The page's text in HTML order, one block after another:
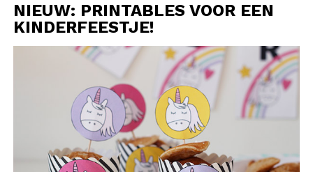
NIEUW: PRINTABLES VOOR EEN
KINDERFEESTJE!